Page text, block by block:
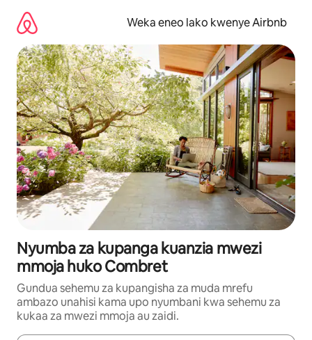
kwenda
kwenye
maudhui
Weka eneo lako kwenye Airbnb
Nyumba za kupanga kuanzia mwezi
mmoja huko Combret
Gundua sehemu za kupangisha za muda mrefu
ambazo unahisi kama upo nyumbani kwa sehemu za
kukaa za mwezi mmoja au zaidi.